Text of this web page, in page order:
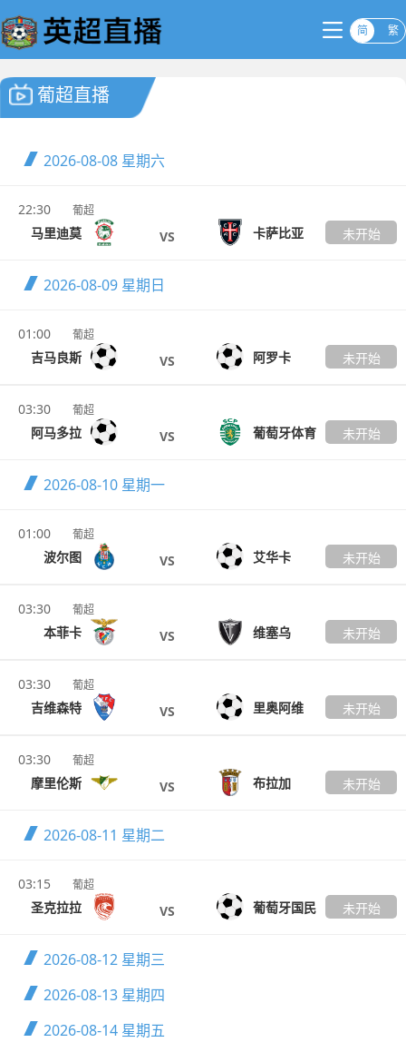
简 繁
葡超直播
2026-08-08 星期六
22:30 葡超
马里迪莫 VS 卡萨比亚 未开始
2026-08-09 星期日
01:00 葡超
吉马良斯 VS 阿罗卡 未开始
03:30 葡超
阿马多拉 VS 葡萄牙体育 未开始
2026-08-10 星期一
01:00 葡超
波尔图 VS 艾华卡 未开始
03:30 葡超
本菲卡 VS 维塞乌 未开始
03:30 葡超
吉维森特 VS 里奥阿维 未开始
03:30 葡超
摩里伦斯 VS 布拉加 未开始
2026-08-11 星期二
03:15 葡超
圣克拉拉 VS 葡萄牙国民 未开始
2026-08-12 星期三
2026-08-13 星期四
2026-08-14 星期五